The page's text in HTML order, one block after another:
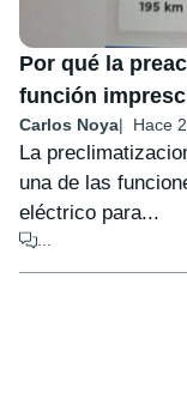
Por qué la
función
Carlos Noya Hace
La
una de las
eléctrico para...